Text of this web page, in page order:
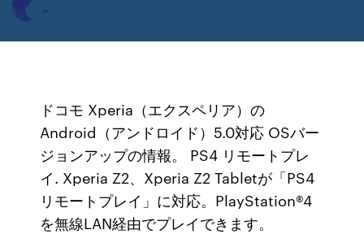
ドコモ Xperia（エクスペリア）の
Android（アンドロイド）5.0対応 OSバー
ジョンアップの情報。 PS4 リモートプレ
イ. Xperia Z2、Xperia Z2 Tabletが「PS4
リモートプレイ」に対応。PlayStation®4
を無線LAN経由でプレイできます。